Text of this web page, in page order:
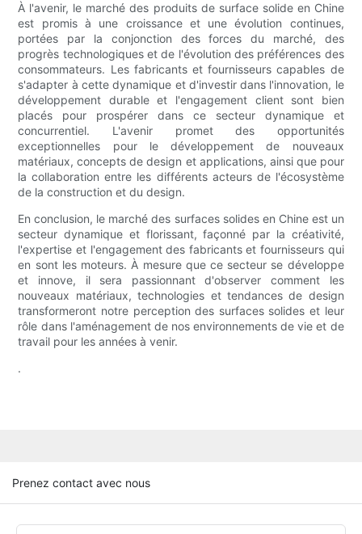
À l'avenir, le marché des produits de surface solide en Chine
est promis à une croissance et une évolution continues,
portées par la conjonction des forces du marché, des
progrès technologiques et de l'évolution des préférences des
consommateurs. Les fabricants et fournisseurs capables de
s'adapter à cette dynamique et d'investir dans l'innovation, le
développement durable et l'engagement client sont bien
placés pour prospérer dans ce secteur dynamique et
concurrentiel. L'avenir promet des opportunités
exceptionnelles pour le développement de nouveaux
matériaux, concepts de design et applications, ainsi que pour
la collaboration entre les différents acteurs de l'écosystème
de la construction et du design.
En conclusion, le marché des surfaces solides en Chine est un
secteur dynamique et florissant, façonné par la créativité,
l'expertise et l'engagement des fabricants et fournisseurs qui
en sont les moteurs. À mesure que ce secteur se développe
et innove, il sera passionnant d'observer comment les
nouveaux matériaux, technologies et tendances de design
transformeront notre perception des surfaces solides et leur
rôle dans l'aménagement de nos environnements de vie et de
travail pour les années à venir.
.
Prenez contact avec nous